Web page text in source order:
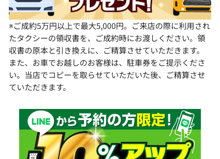
※ご成約5万円以上で最大5,000円。ご来店の際に利用され
たタクシーの領収書を、ご成約時にお渡しください。領
収書の原本と引き換えに、ご精算させていただきます。
また、お車でお越しのお客様は、駐車券をご提示くださ
い。当店でコピーを取らせていただいた後、ご精算させ
ていただきます。